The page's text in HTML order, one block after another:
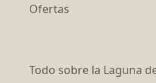
Ofertas
Todo sobre la Laguna